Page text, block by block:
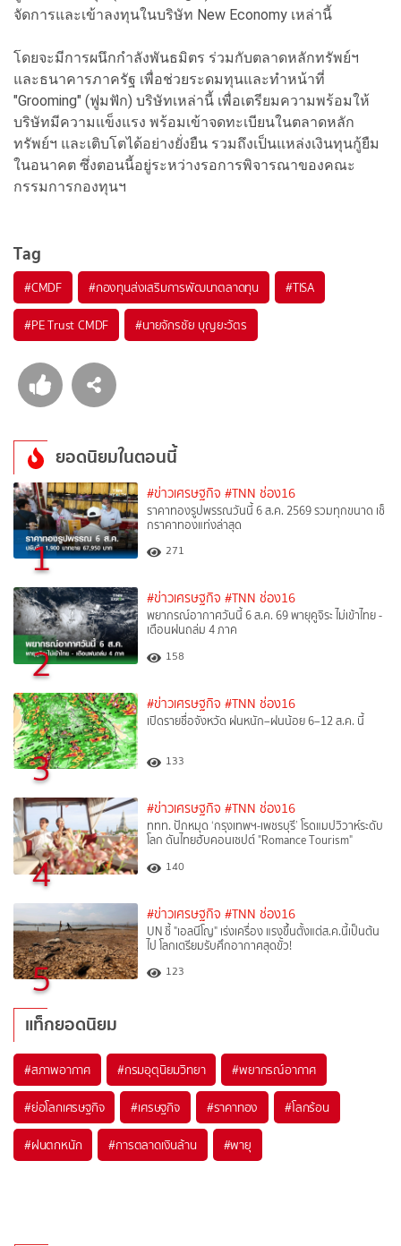
จัดการและเข้าลงทุนในบริษัท New Economy เหล่านี้
โดยจะมีการผนึกกำลังพันธมิตร ร่วมกับตลาดหลักทรัพย์ฯ
และธนาคารภาครัฐ เพื่อช่วยระดมทุนและทำหน้าที่
"Grooming" (ฟูมฟัก) บริษัทเหล่านี้ เพื่อเตรียมความพร้อมให้
บริษัทมีความแข็งแรง พร้อมเข้าจดทะเบียนในตลาดหลัก
ทรัพย์ฯ และเติบโตได้อย่างยั่งยืน รวมถึงเป็นแหล่งเงินทุนกู้ยืม
ในอนาคต ซึ่งตอนนี้อยู่ระหว่างรอการพิจารณาของคณะ
กรรมการกองทุนฯ
Tag
#CMDF #กองทุนส่งเสริมการพัฒนาตลาดทุน #TISA
#PE Trust CMDF #นายจักรชัย บุญยะวัตร
ยอดนิยมในตอนนี้
1
#ข่าวเศรษฐกิจ #TNN ช่อง16
ราคาทองรูปพรรณวันนี้ 6 ส.ค. 2569 รวมทุกขนาด เช็
กราคาทองแท่งล่าสุด
271
2
#ข่าวเศรษฐกิจ #TNN ช่อง16
พยากรณ์อากาศวันนี้ 6 ส.ค. 69 พายุคูจิระ ไม่เข้าไทย -
เตือนฝนถล่ม 4 ภาค
158
3
#ข่าวเศรษฐกิจ #TNN ช่อง16
เปิดรายชื่อจังหวัด ฝนหนัก–ฝนน้อย 6–12 ส.ค. นี้
133
4
#ข่าวเศรษฐกิจ #TNN ช่อง16
ททท. ปักหมุด ‘กรุงเทพฯ-เพชรบุรี’ โรดแมปวิวาห์ระดับ
โลก ดันไทยฮับคอนเซปต์ "Romance Tourism"
140
5
#ข่าวเศรษฐกิจ #TNN ช่อง16
UN ชี้ "เอลนีโญ" เร่งเครื่อง แรงขึ้นตั้งแต่ส.ค.นี้เป็นต้น
ไป โลกเตรียมรับศึกอากาศสุดขั้ว!
123
แท็กยอดนิยม
#สภาพอากาศ #กรมอุตุนิยมวิทยา #พยากรณ์อากาศ
#ย่อโลกเศรษฐกิจ #เศรษฐกิจ #ราคาทอง #โลกร้อน
#ฝนตกหนัก #การตลาดเงินล้าน #พายุ